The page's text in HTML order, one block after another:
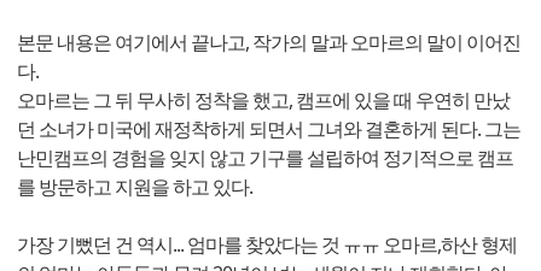
본문 내용은 여기에서 끝나고, 작가의 말과 오마르의 말이 이어진
다.
오마르는 그 뒤 무사히 정착을 했고, 캠프에 있을 때 우연히 만났
던 소녀가 미국에 재정착하게 되면서 그녀와 결혼하게 된다. 그는
난민캠프의 경험을 잊지 않고 기구를 설립하여 정기적으로 캠프
를 방문하고 지원을 하고 있다.
가장 기뻤던 건 역시... 엄마를 찾았다는 것 ㅠㅠ 오마르,하산 형제